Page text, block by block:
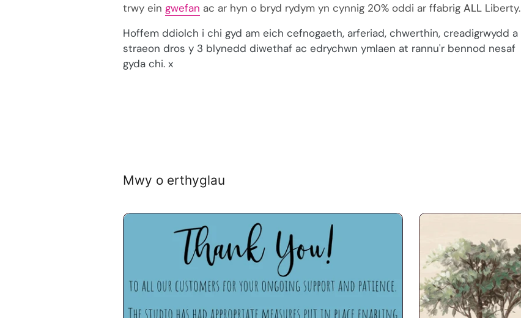
trwy ein gwefan ac ar hyn o bryd rydym yn cynnig 20% ​​oddi ar ffabrig ALLLiberty.
Hoffem ddiolch i chi gyd am eich cefnogaeth, arferiad, chwerthin, creadigrwydd a
straeon dros y 3 blynedd diwethaf ac edrychwn ymlaen at rannu'r bennod nesaf
gyda chi. x
Mwy o erthyglau